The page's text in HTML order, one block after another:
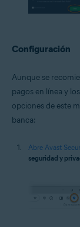
Configuración
Aunque se
pagos en línea y
opciones de este
banca:
Abre Avast
seguridad y